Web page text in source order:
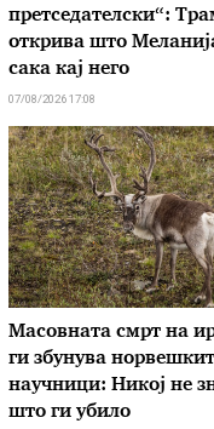
претседателски“:
открива што
сака кај него
07/08/2026 17:08
Масовната смрт на
ги збунува
научници: Никој не
што ги убило